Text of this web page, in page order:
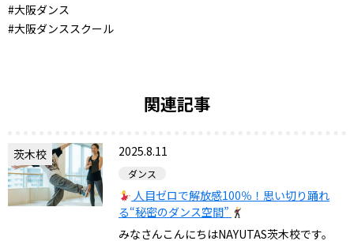
#大阪ダンス
#大阪ダンススクール
関連記事
茨木校 2025.8.11
ダンス
人目ゼロで解放感100％！思い切り踊れ
る“秘密のダンス空間”
みなさんこんにちはNAYUTAS茨木校です。